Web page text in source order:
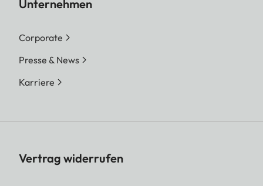
Unternehmen
Corporate
Presse & News
Karriere
Vertrag widerrufen